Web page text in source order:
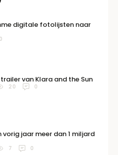
digitale fotolijsten naar
0
van Klara and the Sun
20 0
jaar meer dan 1 miljard
7 0